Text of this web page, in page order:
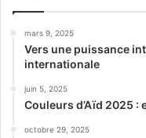
mars 9, 2025
Vers une puissance
internationale
juin 5, 2025
Couleurs d’Aïd 2025
octobre 29, 2025